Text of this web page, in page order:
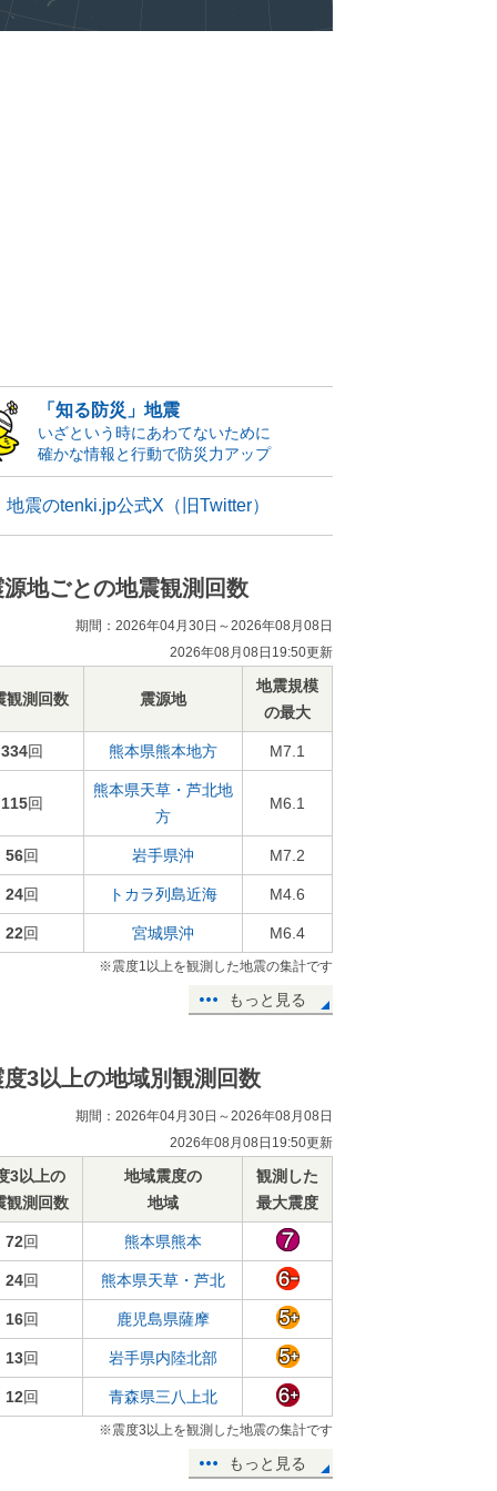
「知る防災」地震
いざという時にあわてないために
確かな情報と行動で防災力アップ
地震のtenki.jp公式X（旧Twitter）
源地ごとの地震観測回数
期間：2026年04月30日～2026年08月08日
2026年08月08日19:50更新
観測回数 震源地
地震規模
の最大
334回 熊本県熊本地方 M7.1
115回
熊本県天草・芦北地
方
M6.1
56回 岩手県沖 M7.2
24回 トカラ列島近海 M4.6
22回 宮城県沖 M6.4
※震度1以上を観測した地震の集計です
もっと見る
度3以上の地域別観測回数
期間：2026年04月30日～2026年08月08日
2026年08月08日19:50更新
3以上の
観測回数
地域震度の
地域
観測した
最大震度
72回 熊本県熊本
24回 熊本県天草・芦北
16回 鹿児島県薩摩
13回 岩手県内陸北部
12回 青森県三八上北
※震度3以上を観測した地震の集計です
もっと見る